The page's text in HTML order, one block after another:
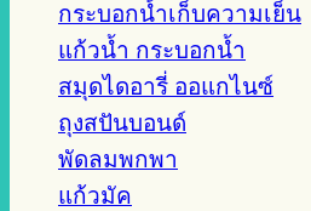
กระบอกน้ำเก็บความเย็น
แก้วน้ำ กระบอกน้ำ
สมุดไดอารี่ ออแกไนซ์
ถุงสปันบอนด์
พัดลมพกพา
แก้วมัค